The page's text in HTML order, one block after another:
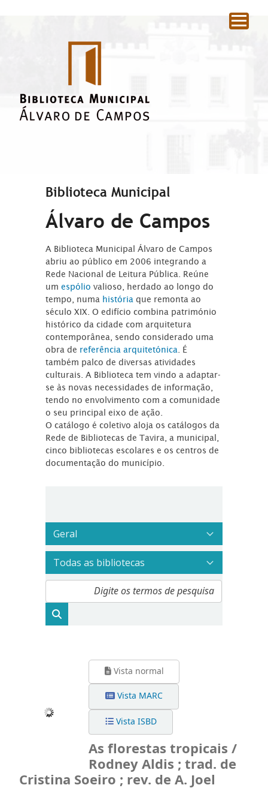
Biblioteca Municipal
Álvaro de Campos
A Biblioteca Municipal Álvaro de Campos
abriu ao público em 2006 integrando a
Rede Nacional de Leitura Pública. Reúne
umespóliovalioso, herdado ao longo do
tempo, numa história que remonta ao
século XIX. O edifício combina património
histórico da cidade com arquitetura
contemporânea, sendo considerado uma
obra de referência arquitetónica . É
também palco de diversas atividades
culturais. A Biblioteca tem vindo a adaptar-
se às novas necessidades de informação,
tendo no envolvimento com a comunidade
o seu principal eixo de ação.
O catálogo é coletivo aloja os catálogos da
Rede de Bibliotecas de Tavira, a municipal,
cinco bibliotecas escolares e os centros de
documentação do município.
Vista normal
Vista MARC
Vista ISBD
As florestas tropicais /
Rodney Aldis ; trad. de
Cristina Soeiro ; rev. de A. Joel